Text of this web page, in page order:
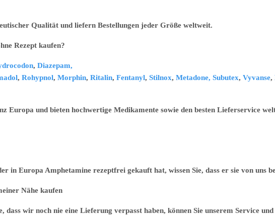
Qualität und liefern Bestellungen jeder Größe weltweit.
kaufen?
, Diazepam,
, Rohypnol, Morphin, Ritalin, Fentanyl, Stilnox, Metadone, Subutex, Vyvanse,
Europa und bieten hochwertige Medikamente sowie den besten Lieferservice
in Europa Amphetamine rezeptfrei gekauft hat, wissen Sie, dass er sie von uns
Nähe kaufen
wir noch nie eine Lieferung verpasst haben, können Sie unserem Service